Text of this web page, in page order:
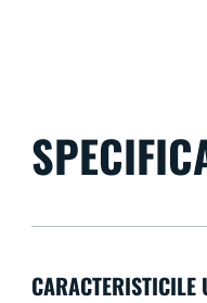
CARACTERISTICILE